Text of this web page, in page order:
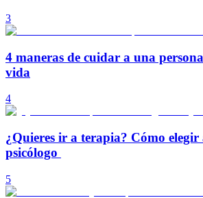
3
4 maneras de cuidar a una
vida
4
¿Quieres ir a terapia? Cómo
psicólogo
5